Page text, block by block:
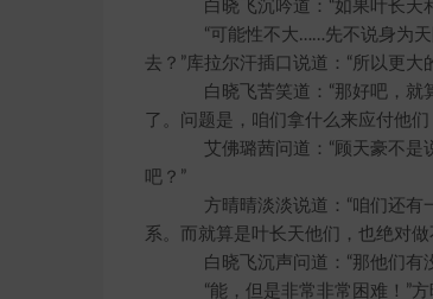
白晓飞沉吟道：“如果叶长天
“可能性不大……先不说身为天
去？”库拉尔汗插口说道：“所以更大
白晓飞苦笑道：“那好吧，就
了。问题是，咱们拿什么来应付他们
艾佛璐茜问道：“顾天豪不是
吧？”
方晴晴淡淡说道：“咱们还有
系。而就算是叶长天他们，也绝对做
白晓飞沉声问道：“那他们有
“能，但是非常非常困难！”方